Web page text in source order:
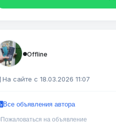
Offline
На сайте с 18.03.2026 11:07
Все объявления автора
Пожаловаться на объявление